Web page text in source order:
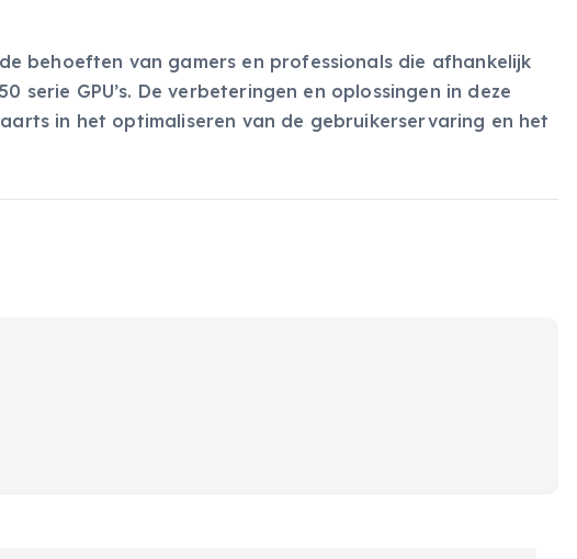
behoeften van gamers en professionals die afhankelijk
serie GPU’s. De verbeteringen en oplossingen in deze
in het optimaliseren van de gebruikerservaring en het